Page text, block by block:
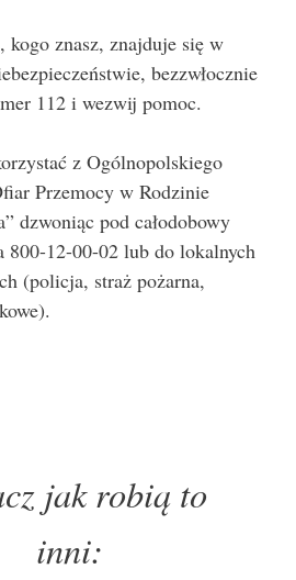
kogo znasz, znajduje się w
bezzwłocznie
112 i wezwij pomoc.
z Ogólnopolskiego
Przemocy w Rodzinie
dzwoniąc pod całodobowy
800-12-00-02 lub do lokalnych
(policja, straż pożarna,
jak robią to
inni: